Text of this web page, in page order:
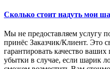
Сколько стоит надуть мои
Мы не предоставляем услугу
принёс Заказчик/Клиент. Это
гарантировать качество
убытки в случае, если шарик